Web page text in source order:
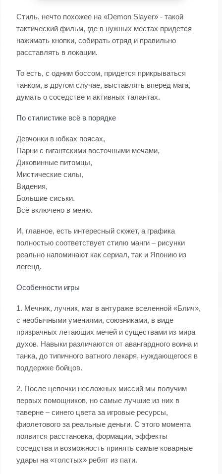
Стиль, нечто похожее на «Demon Slayer» - такой
тактический фильм, где в нужных местах придется
нажимать кнопки, собирать отряд и правильно
расставлять в локации.
То есть, с одним боссом, придется прикрываться
танком, в другом случае, выставлять вперед мага,
думать о соседстве и активных талантах.
По стилистике всё в порядке
Девчонки в юбках поясах,
Парни с гигантскими восточными мечами,
Диковинные питомцы,
Мистические силы,
Видения,
Большие сиськи.
Всё включено в меню.
И, главное, есть интересный сюжет, а графика
полностью соответствует стилю манги – рисунки
реально напоминают как сериал, так и Японию из
легенд.
Особенности игры
1. Мечник, лучник, маг в антураже вселенной «Блич»,
с необычными умениями, союзниками, в виде
призрачных летающих мечей и существами из мира
духов. Навыки различаются от авангардного воина и
танка, до типичного ватного лекаря, нуждающегося в
поддержке бойцов.
2. После цепочки несложных миссий мы получим
первых помощников, но самые лучшие из них в
таверне – синего цвета за игровые ресурсы,
фиолетового за реальные деньги. С этого момента
появится расстановка, формации, эффекты
соседства и возможность принять самые коварные
удары на «толстых» ребят из пати.